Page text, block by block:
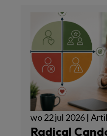
wo 22 jul 2026 |
Radical